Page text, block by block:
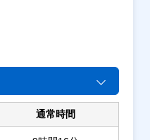
通常時間